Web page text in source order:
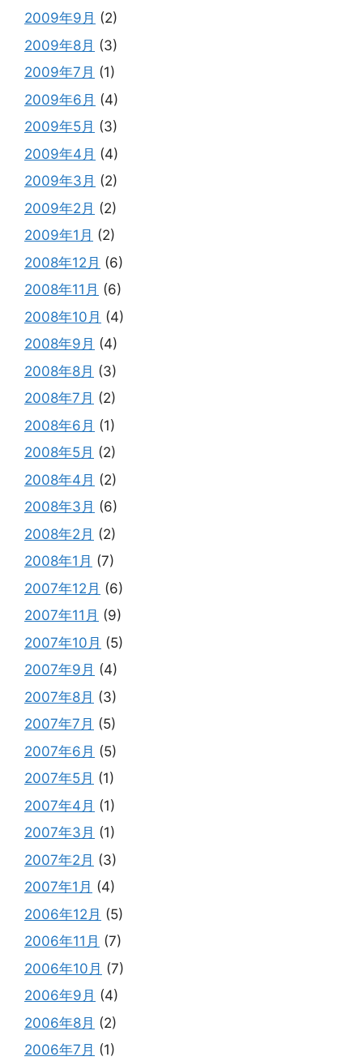
2009年9月 (2)
2009年8月 (3)
2009年7月 (1)
2009年6月 (4)
2009年5月 (3)
2009年4月 (4)
2009年3月 (2)
2009年2月 (2)
2009年1月 (2)
2008年12月 (6)
2008年11月 (6)
2008年10月 (4)
2008年9月 (4)
2008年8月 (3)
2008年7月 (2)
2008年6月 (1)
2008年5月 (2)
2008年4月 (2)
2008年3月 (6)
2008年2月 (2)
2008年1月 (7)
2007年12月 (6)
2007年11月 (9)
2007年10月 (5)
2007年9月 (4)
2007年8月 (3)
2007年7月 (5)
2007年6月 (5)
2007年5月 (1)
2007年4月 (1)
2007年3月 (1)
2007年2月 (3)
2007年1月 (4)
2006年12月 (5)
2006年11月 (7)
2006年10月 (7)
2006年9月 (4)
2006年8月 (2)
2006年7月 (1)